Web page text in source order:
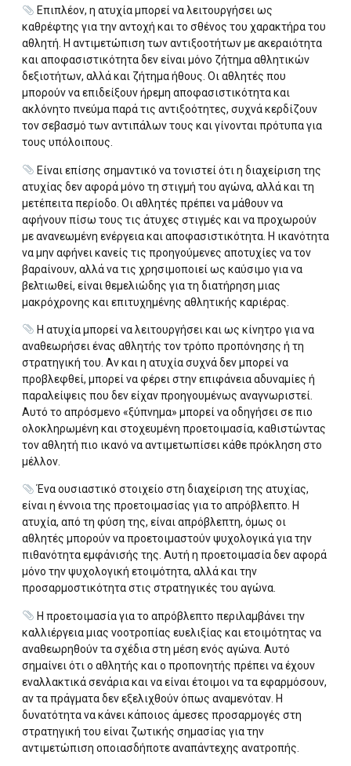
Επιπλέον, η ατυχία μπορεί να λειτουργήσει ως
καθρέφτης για την αντοχή και το σθένος του χαρακτήρα του
αθλητή. Η αντιμετώπιση των αντιξοοτήτων με ακεραιότητα
και αποφασιστικότητα δεν είναι μόνο ζήτημα αθλητικών
δεξιοτήτων, αλλά και ζήτημα ήθους. Οι αθλητές που
μπορούν να επιδείξουν ήρεμη αποφασιστικότητα και
ακλόνητο πνεύμα παρά τις αντιξοότητες, συχνά κερδίζουν
τον σεβασμό των αντιπάλων τους και γίνονται πρότυπα για
τους υπόλοιπους.
Είναι επίσης σημαντικό να τονιστεί ότι η διαχείριση της
ατυχίας δεν αφορά μόνο τη στιγμή του αγώνα, αλλά και τη
μετέπειτα περίοδο. Οι αθλητές πρέπει να μάθουν να
αφήνουν πίσω τους τις άτυχες στιγμές και να προχωρούν
με ανανεωμένη ενέργεια και αποφασιστικότητα. Η ικανότητα
να μην αφήνει κανείς τις προηγούμενες αποτυχίες να τον
βαραίνουν, αλλά να τις χρησιμοποιεί ως καύσιμο για να
βελτιωθεί, είναι θεμελιώδης για τη διατήρηση μιας
μακρόχρονης και επιτυχημένης αθλητικής καριέρας.
Η ατυχία μπορεί να λειτουργήσει και ως κίνητρο για να
αναθεωρήσει ένας αθλητής τον τρόπο προπόνησης ή τη
στρατηγική του. Αν και η ατυχία συχνά δεν μπορεί να
προβλεφθεί, μπορεί να φέρει στην επιφάνεια αδυναμίες ή
παραλείψεις που δεν είχαν προηγουμένως αναγνωριστεί.
Αυτό το απρόσμενο «ξύπνημα» μπορεί να οδηγήσει σε πιο
ολοκληρωμένη και στοχευμένη προετοιμασία, καθιστώντας
τον αθλητή πιο ικανό να αντιμετωπίσει κάθε πρόκληση στο
μέλλον.
Ένα ουσιαστικό στοιχείο στη διαχείριση της ατυχίας,
είναι η έννοια της προετοιμασίας για το απρόβλεπτο. Η
ατυχία, από τη φύση της, είναι απρόβλεπτη, όμως οι
αθλητές μπορούν να προετοιμαστούν ψυχολογικά για την
πιθανότητα εμφάνισής της. Αυτή η προετοιμασία δεν αφορά
μόνο την ψυχολογική ετοιμότητα, αλλά και την
προσαρμοστικότητα στις στρατηγικές του αγώνα.
Η προετοιμασία για το απρόβλεπτο περιλαμβάνει την
καλλιέργεια μιας νοοτροπίας ευελιξίας και ετοιμότητας να
αναθεωρηθούν τα σχέδια στη μέση ενός αγώνα. Αυτό
σημαίνει ότι ο αθλητής και ο προπονητής πρέπει να έχουν
εναλλακτικά σενάρια και να είναι έτοιμοι να τα εφαρμόσουν,
αν τα πράγματα δεν εξελιχθούν όπως αναμενόταν. Η
δυνατότητα να κάνει κάποιος άμεσες προσαρμογές στη
στρατηγική του είναι ζωτικής σημασίας για την
αντιμετώπιση οποιασδήποτε αναπάντεχης ανατροπής.